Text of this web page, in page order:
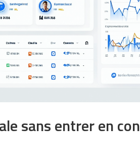
sans entrer en